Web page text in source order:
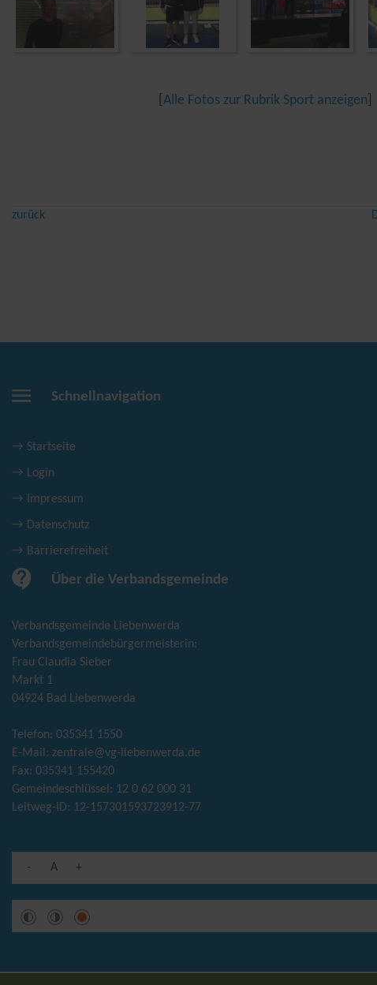
Alle Fotos zur Rubrik Sport anzeigen
zurück
Schnellnavigation
Startseite
Login
Impressum
Datenschutz
Barrierefreiheit
Über die Verbandsgemeinde
Verbandsgemeinde Liebenwerda
Verbandsgemeindebürgermeisterin:
Frau Claudia Sieber
Markt 1
04924 Bad Liebenwerda
Telefon: 035341 1550
E-Mail: zentrale@vg-liebenwerda.de
Fax: 035341 155420
Gemeindeschlüssel: 12 0 62 000 31
Leitweg-ID: 12-157301593723912-77
- A +